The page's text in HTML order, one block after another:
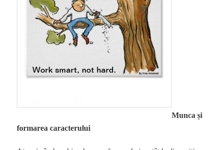
Munca și
formarea caracterului